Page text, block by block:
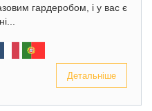
гардеробом, і у вас є
Детальніше